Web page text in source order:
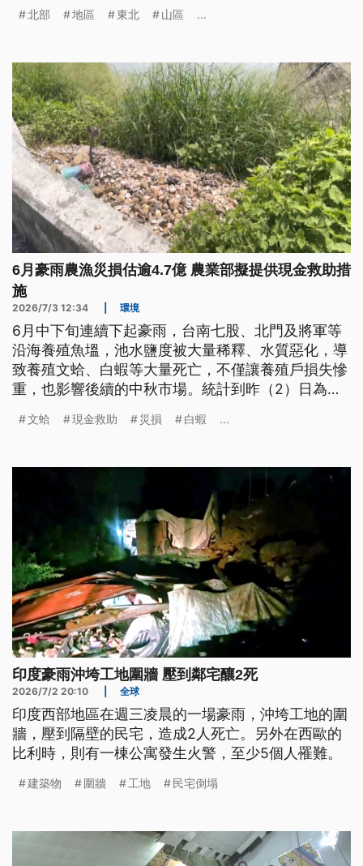
計週五晚間到週六降雨最為顯著，尤其北部地區及中
北部 地區 東北 山區 ...
6月豪雨農漁災損估逾4.7億 農業部擬提供現金救助措
施
2026/7/3 12:34 環境
6月中下旬連續下起豪雨，台南七股、北門及將軍等
沿海養殖魚塭，池水鹽度被大量稀釋、水質惡化，導
致養殖文蛤、白蝦等大量死亡，不僅讓養殖戶損失慘
重，也影響後續的中秋市場。統計到昨（2）日為止
供現金救助及低利貸款等措施來協助。
文蛤 現金救助 災損 白蝦 ...
印度豪雨沖垮工地圍牆 壓到鄰宅釀2死
2026/7/2 20:10 全球
印度西部地區在週三凌晨的一場豪雨，沖垮工地的圍
牆，壓到隔壁的民宅，造成2人死亡。另外在西歐的
比利時，則有一棟公寓發生火警，至少5個人罹難。
建築物 圍牆 工地 民宅倒塌